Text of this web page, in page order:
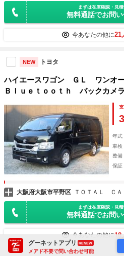
まずは在庫確認・見
無料通話でお問
今あなたの他に21
NEW トヨタ
ハイエースワゴン ＧＬ ワン
Ｂｌｕｅｔｏｏｔｈ バックカメ
年式
車検
整備
保証
大阪府大阪市平野区
まずは在庫確認・見
無料通話でお問
今あなたの他に18
グーネットアプリ
RENEW
メアド不要で問い合わせ可能